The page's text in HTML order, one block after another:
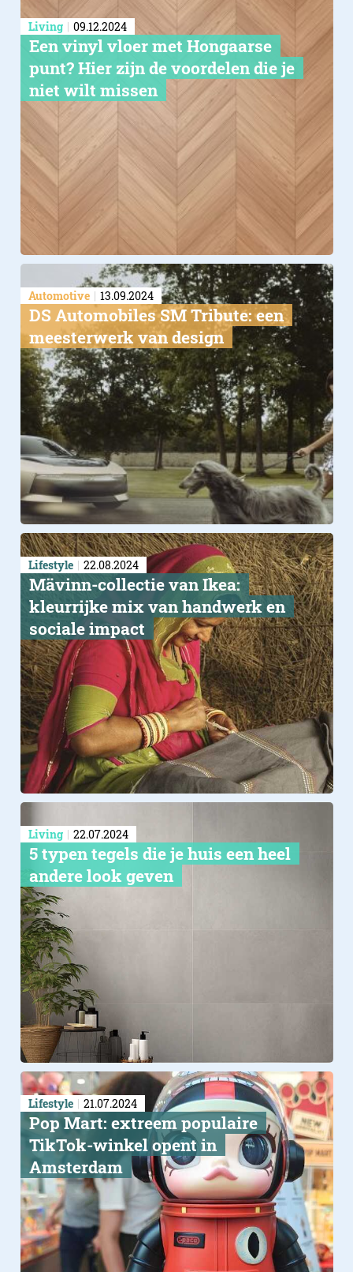
Living 09.12.2024
Een vinyl vloer met Hongaarse
punt? Hier zijn de voordelen die je
niet wilt missen
Automotive 13.09.2024
DS Automobiles SM Tribute: een
meesterwerk van design
Lifestyle 22.08.2024
Mävinn-collectie van Ikea:
kleurrijke mix van handwerk en
sociale impact
Living 22.07.2024
5 typen tegels die je huis een heel
andere look geven
Lifestyle 21.07.2024
Pop Mart: extreem populaire
TikTok-winkel opent in
Amsterdam